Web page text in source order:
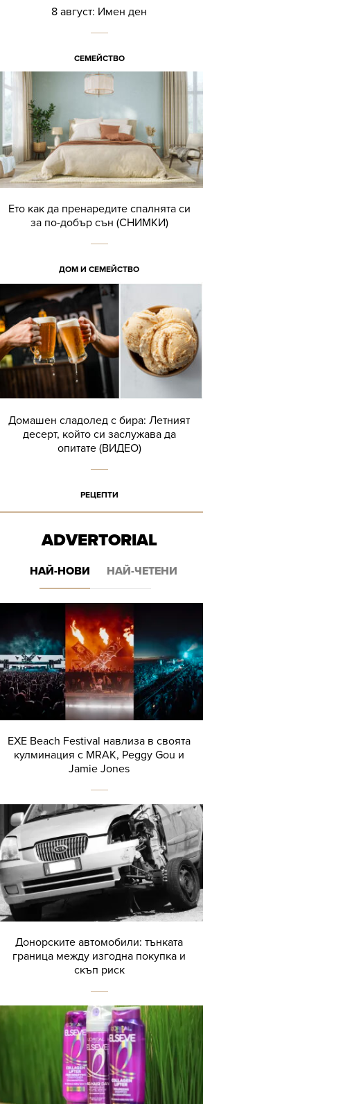
8 август: Имен ден
СЕМЕЙСТВО
Ето как да пренаредите спалнята си
за по-добър сън (СНИМКИ)
ДОМ И СЕМЕЙСТВО
Домашен сладолед с бира: Летният
десерт, който си заслужава да
опитате (ВИДЕО)
РЕЦЕПТИ
ADVERTORIAL
НАЙ-НОВИ НАЙ-ЧЕТЕНИ
EXE Beach Festival навлиза в своята
кулминация с MRAK, Peggy Gou и
Jamie Jones
Донорските автомобили: тънката
граница между изгодна покупка и
скъп риск